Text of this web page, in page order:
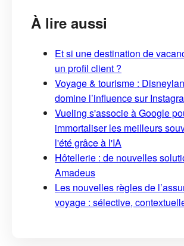
À lire aussi
Et si une destination de
un profil client ?
Voyage & tourisme :
domine l’influence sur
Vueling s'associe à Google
immortaliser les meilleurs
l'été grâce à l'IA
Hôtellerie : de nouvelles
Amadeus
Les nouvelles règles de
voyage : sélective,